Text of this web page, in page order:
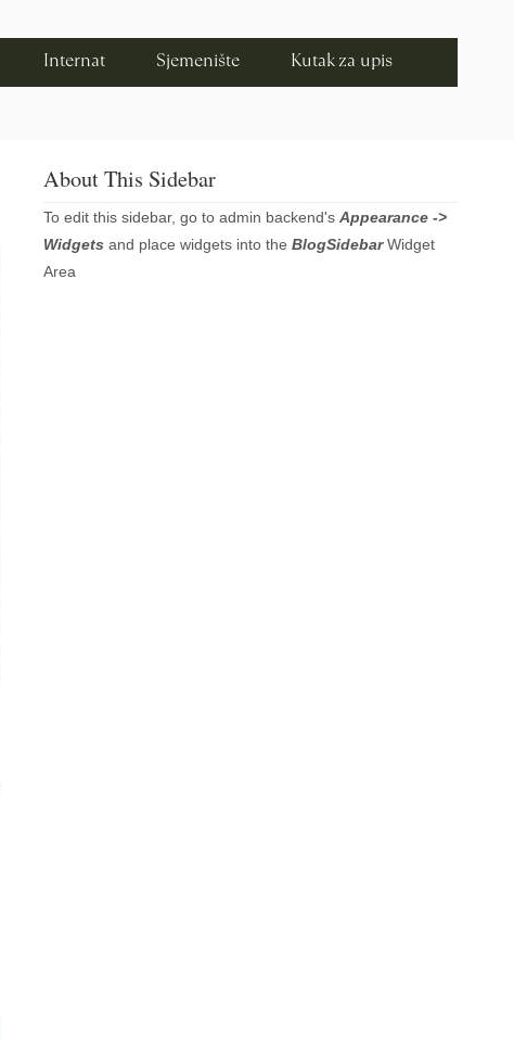
Internat Sjemenište Kutak za upis
About This Sidebar
To edit this sidebar, go to admin backend's Appearance ->
Widgetsand place widgets into the BlogSidebarWidget
Area